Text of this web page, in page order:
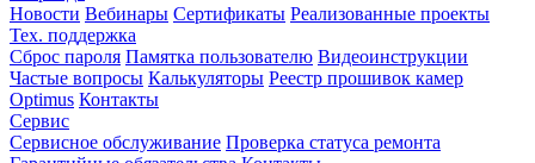
Новости Вебинары Сертификаты Реализованные проекты
Тех. поддержка
Сброс пароля Памятка пользователю Видеоинструкции
Частые вопросы Калькуляторы Реестр прошивок камер
Optimus Контакты
Сервис
Сервисное обслуживание Проверка статуса ремонта